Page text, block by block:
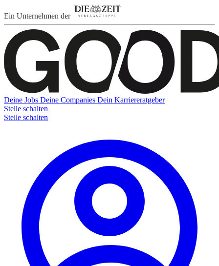
Ein Unternehmen der
Deine Jobs Deine Companies Dein Karriereratgeber
Stelle schalten
Stelle schalten